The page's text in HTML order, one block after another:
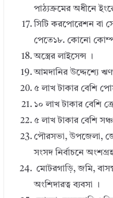
পাঠ্যক্রমের অধীনে
সিটি করপোরেশন বা
পেতে১৮. কোনো
অস্ত্রের লাইসেন্স ।
আমদানির উদ্দেশ্যে
৫ লাখ টাকার বেশি
১০ লাখ টাকার বেশি
৫ লাখ টাকার বেশি
পৌরসভা, উপজেলা,
সংসদ নির্বাচনে
মোটরগাড়ি, জমি,
অংশিদারত্ব ব্যবসা ।